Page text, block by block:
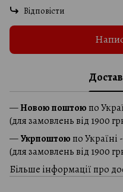
Відповісти
—Новою поштою по
(для замовлень від 1900
—Укрпоштою по Україні
(для замовлень від 1900
Більше інформації про